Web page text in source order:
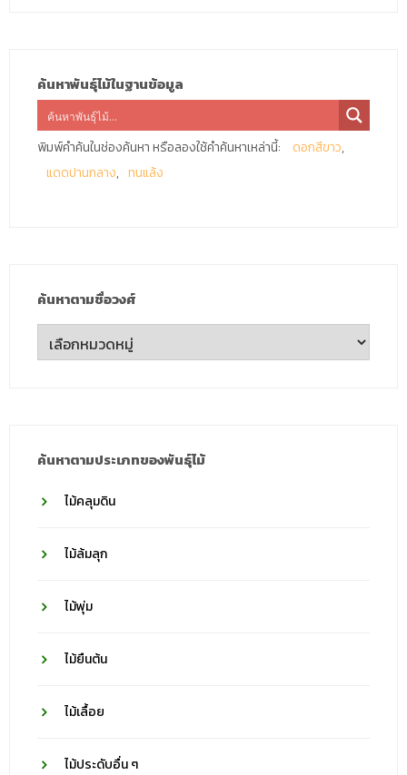
ค้นหาพันธุ์ไม้ในฐานข้อมูล
พิมพ์คำค้นในช่องค้นหา หรือลองใช้คำค้นหาเหล่านี้:
ดอกสีขาว
แดดปานกลาง
ทนแล้ง
ค้นหาตามชื่อวงศ์
ค้นหา
ตาม
ค้นหาตามประเภทของพันธุ์ไม้
ไม้คลุมดิน
ไม้ล้มลุก
ไม้พุ่ม
ไม้ยืนต้น
ไม้เลื้อย
ไม้ประดับอื่น ๆ